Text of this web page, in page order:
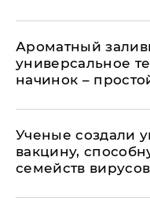
Ароматный
универсальное
начинок –
Ученые создали
вакцину,
семейств вирусов